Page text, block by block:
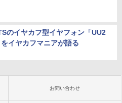
のイヤカフ型イヤフォン「UU2
イヤカフマニアが語る
お問い合わせ